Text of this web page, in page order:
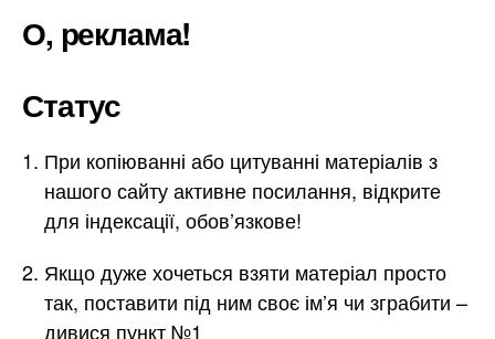
О, реклама!
Статус
При копіюванні або цитуванні матеріалів з
нашого сайту активне посилання, відкрите
для індексації, обов’язкове!
Якщо дуже хочеться взяти матеріал просто
так, поставити під ним своє ім’я чи зграбити –
дивися пункт №1